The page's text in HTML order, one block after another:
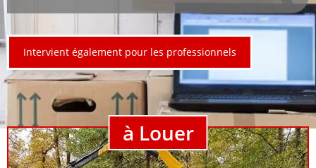
Intervient également pour les professionnels
à Louer